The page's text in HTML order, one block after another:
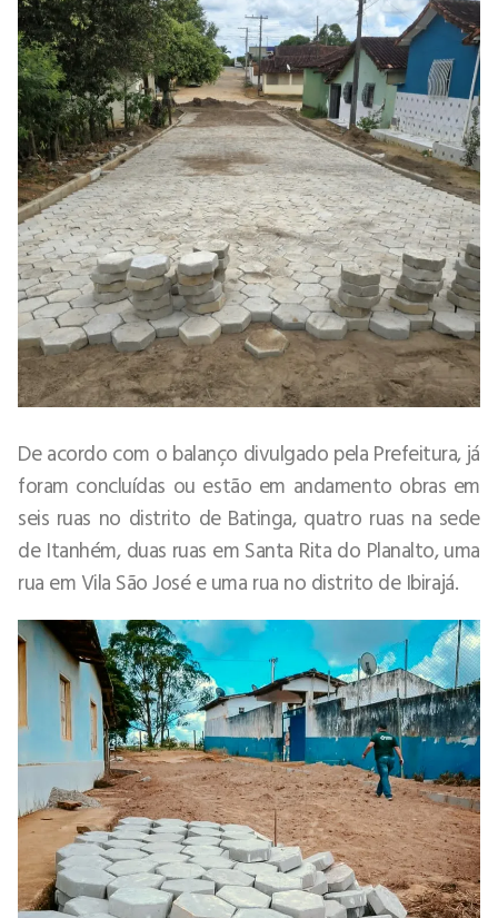
De acordo com o balanço divulgado pela Prefeitura, já
foram concluídas ou estão em andamento obras em
seis ruas no distrito de Batinga, quatro ruas na sede
de Itanhém, duas ruas em Santa Rita do Planalto, uma
rua em Vila São José e uma rua no distrito de Ibirajá.